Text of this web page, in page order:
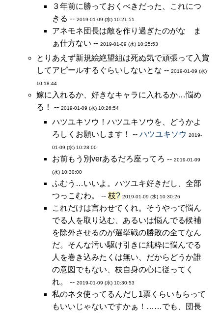
３年前に勝っておくべきだった、これにつ
きる -- 2019-01-09 (水) 10:21:51
アネモネ団長は敵を作り過ぎたのがな ま
ぁ仕方ない -- 2019-01-09 (水) 10:25:53
とりあえず新規絵絶望組は死ぬ気で頑張って入賞
してアピールするぐらいしないとな -- 2019-01-09 (水)
10:18:44
嫁に入れるか、好きなキャラに入れるか…悩め
る！ -- 2019-01-09 (水) 10:26:54
ハツユキソウ！ハツユキソウを、どうかよ
ろしくお願いします！ -- ハツユキソウ 2019-
01-09 (水) 10:28:00
お前もう別verあるだろ座ってろ -- 2019-01-09
(水) 10:30:00
ふむう…いいよ。ハツユキ好きだし、全部
つっこむわ。 -- 枝? 2019-01-09 (水) 10:30:26
これだけは言わせてくれ。そうやって悩ん
でる人を取り込む、あるいは悩んでる候補
を除外させるのが選挙戦の勝敗の全てなん
だ。そんな汚い駆け引きに純粋に悩んでる
人を巻き込みたくは無い、だからどうか誰
の意図でもない、枝自身の心に従ってく
れ。 -- 2019-01-09 (水) 10:30:53
私のネタ使ってるんだし1票くらいもらって
もいいじゃないですかぁ！……でも、団長